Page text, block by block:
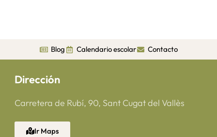
Blog Calendario escolar Contacto
Dirección
Carretera de Rubí, 90, Sant Cugat del Vallès
Ir Maps